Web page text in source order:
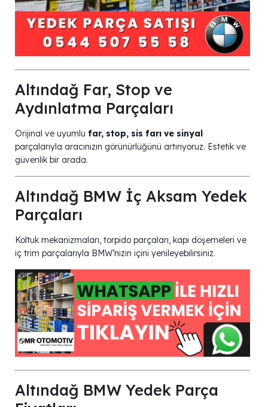
Altındağ Far, Stop ve
Aydınlatma Parçaları
Orijinal ve uyumlu far, stop, sis farı ve sinyal
parçalarıyla aracınızın görünürlüğünü artırıyoruz. Estetik ve
güvenlik bir arada.
Altındağ BMW İç Aksam Yedek
Parçaları
Koltuk mekanizmaları, torpido parçaları, kapı döşemeleri ve
iç trim parçalarıyla BMW’nizin içini yenileyebilirsiniz.
Altındağ BMW Yedek Parça